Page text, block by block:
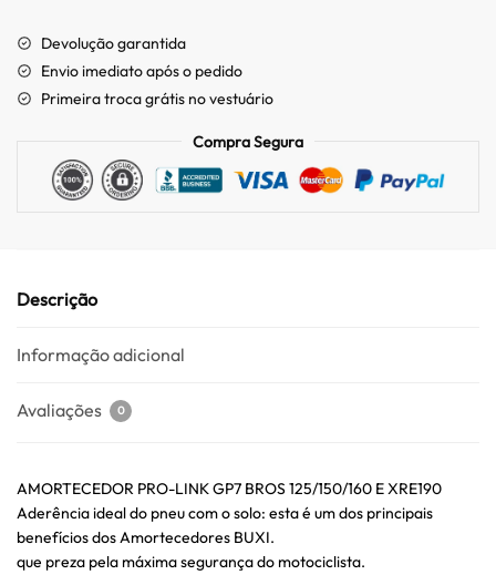
Devolução garantida
Envio imediato após o pedido
Primeira troca grátis no vestuário
Compra Segura
Descrição
Informação adicional
Avaliações 0
AMORTECEDOR PRO-LINK GP7 BROS 125/150/160 E XRE190
Aderência ideal do pneu com o solo: esta é um dos principais
benefícios dos Amortecedores BUXI.
que preza pela máxima segurança do motociclista.